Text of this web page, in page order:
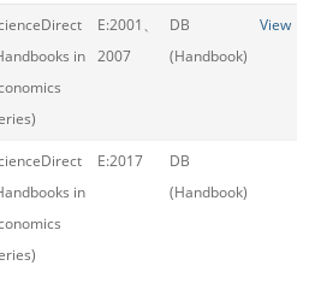
in
E:2001、
2007
DB
(Handbook)
View
in
E:2017
DB
(Handbook)